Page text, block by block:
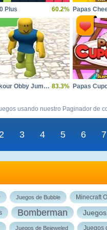
Plus 60.2% Papas
Parkour Obby Jump to Victory 83.3% Papas
usando nuestro Paginador de
3 4 5 6 7
Juegos de Bubble Minecraft
Bomberman
Juegos de Bejeweled Juegos